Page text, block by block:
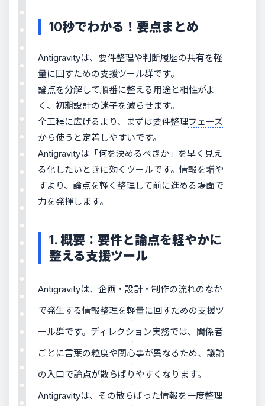
10秒でわかる！要点まとめ
Antigravityは、要件整理や判断履歴の共有を軽
量に回すための支援ツール群です。
論点を分解して順番に整える用途と相性がよ
く、初期設計の迷子を減らせます。
全工程に広げるより、まずは要件整理フェーズ
から使うと定着しやすいです。
Antigravityは「何を決めるべきか」を早く見え
る化したいときに効くツールです。情報を増や
すより、論点を軽く整理して前に進める場面で
力を発揮します。
1. 概要：要件と論点を軽やかに
整える支援ツール
Antigravityは、企画・設計・制作の流れのなか
で発生する情報整理を軽量に回すための支援ツ
ール群です。ディレクション実務では、関係者
ごとに言葉の粒度や関心事が異なるため、議論
の入口で論点が散らばりやすくなります。
Antigravityは、その散らばった情報を一度整理